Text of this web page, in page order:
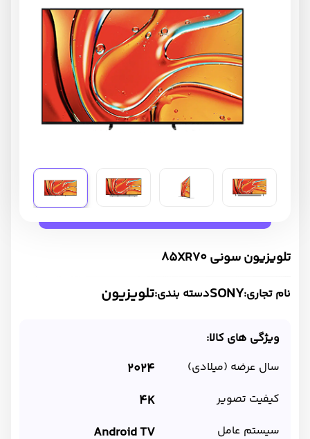
تلویزیون سونی 85XR70
نام تجاری:SONYدسته بندی:تلویزیون
ویژگی های کالا:
سال عرضه (میلادی)
2024
کیفیت تصویر 4K
سیستم عامل Android TV